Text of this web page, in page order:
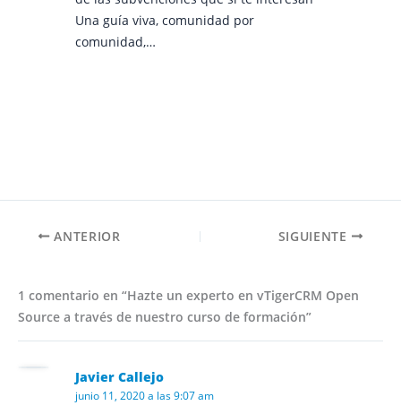
Una guía viva, comunidad por
comunidad,…
ANTERIOR SIGUIENTE
1 comentario en “Hazte un experto en vTigerCRM Open
Source a través de nuestro curso de formación”
Javier Callejo
junio 11, 2020 a las 9:07 am